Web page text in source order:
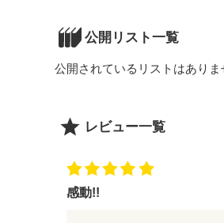
友達と遊んで、最終日に慌
とずれる。
※　ジャンルは《SF・ファ
by ElmeR.
公開リスト一覧
公開されているリストはありま
レビュー一覧
感動!!